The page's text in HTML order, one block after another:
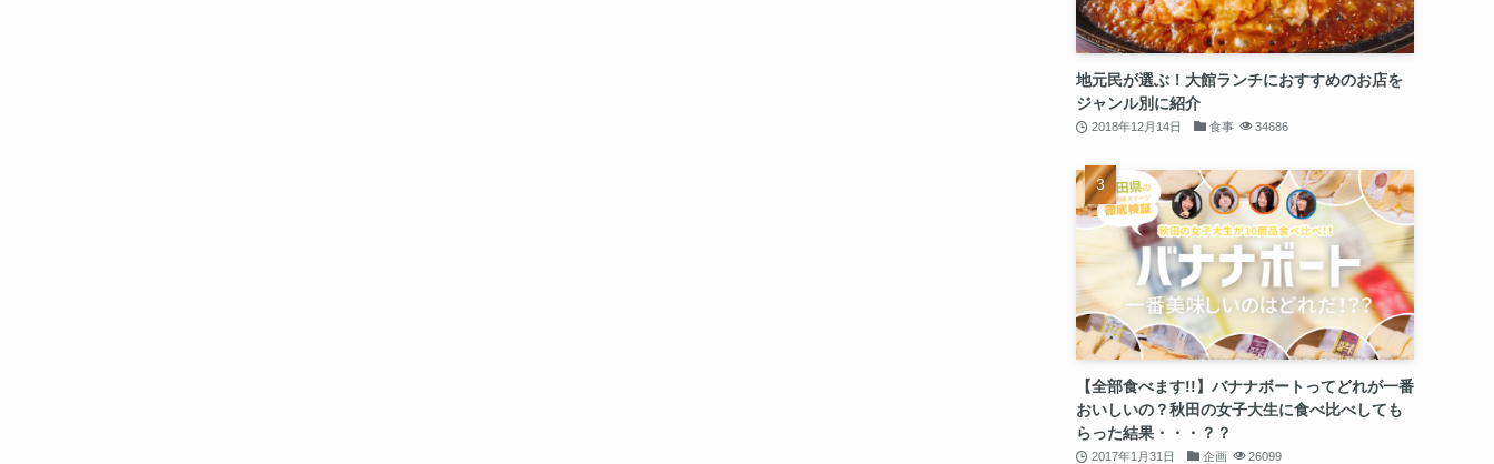
地元民が選ぶ！大館ランチにおすすめのお店を
ジャンル別に紹介
2018年12月14日 食事 34686
【全部食べます!!】バナナボートってどれが一番
おいしいの？秋田の女子大生に食べ比べしても
らった結果・・・？？
2017年1月31日 企画 26099